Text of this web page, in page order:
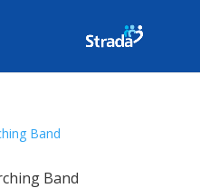
Band